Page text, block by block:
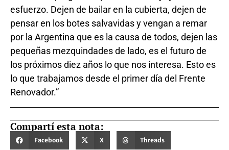
esfuerzo. Dejen de bailar en la cubierta, dejen de
pensar en los botes salvavidas y vengan a remar
por la Argentina que es la causa de todos, dejen las
pequeñas mezquindades de lado, es el futuro de
los próximos diez años lo que nos interesa. Esto es
lo que trabajamos desde el primer día del Frente
Renovador.”
Compartí esta nota:
Facebook X Threads